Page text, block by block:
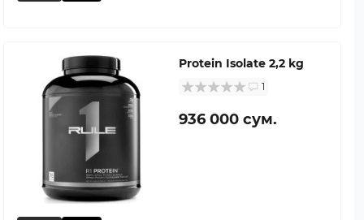
Protein Isolate 2,2 kg
1
936 000 сум.